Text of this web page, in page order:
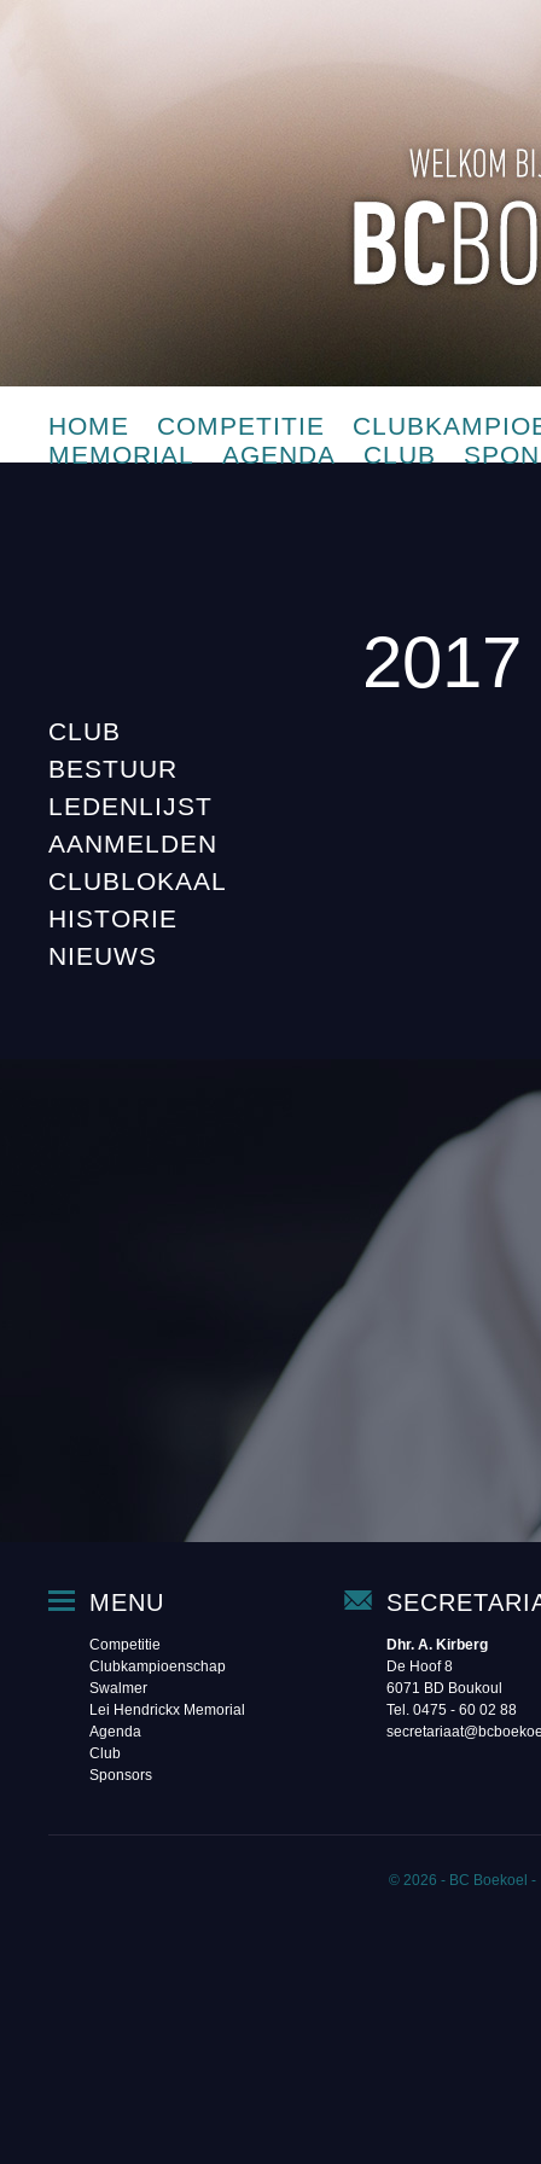
HOME COMPETITIE
MEMORIAL
AGENDA CLUB
CLUB
BESTUUR
LEDENLIJST
AANMELDEN
CLUBLOKAAL
HISTORIE
NIEUWS
2017
MENU
Competitie
Clubkampioenschap
Swalmer
Lei Hendrickx Memorial
Agenda
Club
Sponsors
Dhr. A. Kirberg
De Hoof 8
6071 BD Boukoul
Tel. 0475 - 60 02 88‬
© 2026 - BC Boekoel